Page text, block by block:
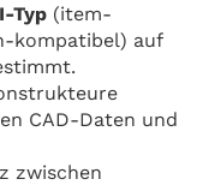
I-Typ (item-
kompatibel) auf
CAD-Daten und
zwischen